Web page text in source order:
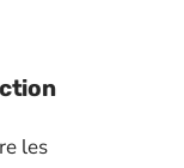
les